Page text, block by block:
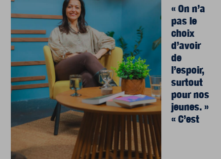
« On n’a
pas le
choix
d’avoir
de
l’espoir,
surtout
pour nos
jeunes. »
« C’est